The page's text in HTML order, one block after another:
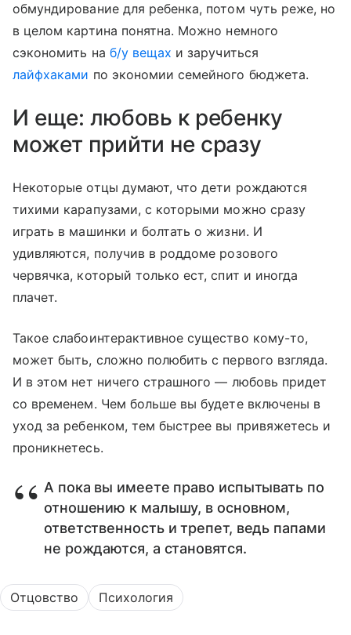
обмундирование для ребенка, потом чуть реже, но
в целом картина понятна. Можно немного
сэкономить на б/у вещах и заручиться
лайфхаками по экономии семейного бюджета.
И еще: любовь к ребенку
может прийти не сразу
Некоторые отцы думают, что дети рождаются
тихими карапузами, с которыми можно сразу
играть в машинки и болтать о жизни. И
удивляются, получив в роддоме розового
червячка, который только ест, спит и иногда
плачет.
Такое слабоинтерактивное существо кому-то,
может быть, сложно полюбить с первого взгляда.
И в этом нет ничего страшного — любовь придет
со временем. Чем больше вы будете включены в
уход за ребенком, тем быстрее вы привяжетесь и
проникнетесь.
А пока вы имеете право испытывать по
отношению к малышу, в основном,
ответственность и трепет, ведь папами
не рождаются, а становятся.
Отцовство Психология